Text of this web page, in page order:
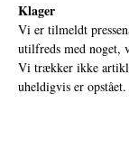
Klager
Vi er tilmeldt
utilfreds med noget,
Vi trækker ikke
uheldigvis er opstået.